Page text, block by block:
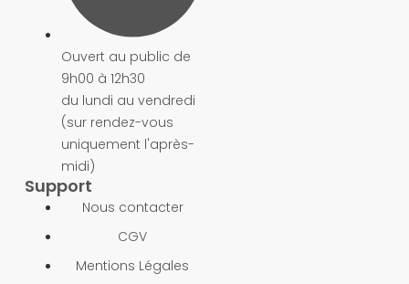
Ouvert au public de
9h00 à 12h30
du lundi au vendredi
(sur rendez-vous
uniquement l'après-
midi)
Support
Nous contacter
CGV
Mentions Légales